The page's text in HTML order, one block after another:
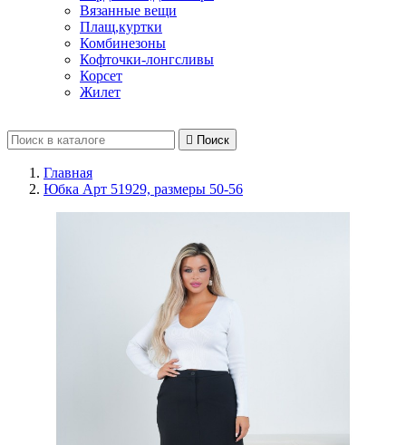
Вязанные вещи
Плащ,куртки
Комбинезоны
Кофточки-лонгсливы
Корсет
Жилет
 Поиск
Главная
Юбка Арт 51929, размеры 50-56